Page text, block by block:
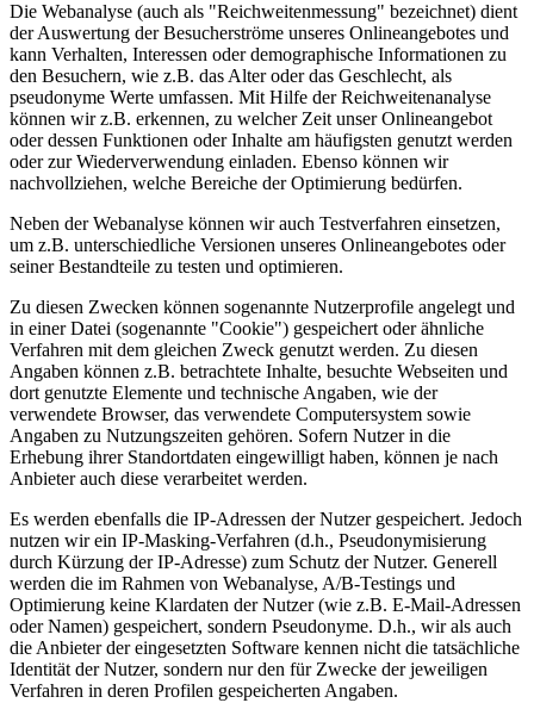
Die Webanalyse (auch als "Reichweitenmessung" bezeichnet) dient
der Auswertung der Besucherströme unseres Onlineangebotes und
kann Verhalten, Interessen oder demographische Informationen zu
den Besuchern, wie z.B. das Alter oder das Geschlecht, als
pseudonyme Werte umfassen. Mit Hilfe der Reichweitenanalyse
können wir z.B. erkennen, zu welcher Zeit unser Onlineangebot
oder dessen Funktionen oder Inhalte am häufigsten genutzt werden
oder zur Wiederverwendung einladen. Ebenso können wir
nachvollziehen, welche Bereiche der Optimierung bedürfen.
Neben der Webanalyse können wir auch Testverfahren einsetzen,
um z.B. unterschiedliche Versionen unseres Onlineangebotes oder
seiner Bestandteile zu testen und optimieren.
Zu diesen Zwecken können sogenannte Nutzerprofile angelegt und
in einer Datei (sogenannte "Cookie") gespeichert oder ähnliche
Verfahren mit dem gleichen Zweck genutzt werden. Zu diesen
Angaben können z.B. betrachtete Inhalte, besuchte Webseiten und
dort genutzte Elemente und technische Angaben, wie der
verwendete Browser, das verwendete Computersystem sowie
Angaben zu Nutzungszeiten gehören. Sofern Nutzer in die
Erhebung ihrer Standortdaten eingewilligt haben, können je nach
Anbieter auch diese verarbeitet werden.
Es werden ebenfalls die IP-Adressen der Nutzer gespeichert. Jedoch
nutzen wir ein IP-Masking-Verfahren (d.h., Pseudonymisierung
durch Kürzung der IP-Adresse) zum Schutz der Nutzer. Generell
werden die im Rahmen von Webanalyse, A/B-Testings und
Optimierung keine Klardaten der Nutzer (wie z.B. E-Mail-Adressen
oder Namen) gespeichert, sondern Pseudonyme. D.h., wir als auch
die Anbieter der eingesetzten Software kennen nicht die tatsächliche
Identität der Nutzer, sondern nur den für Zwecke der jeweiligen
Verfahren in deren Profilen gespeicherten Angaben.